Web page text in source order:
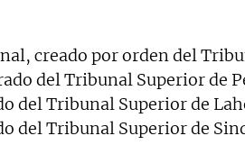
creado por orden del
del Tribunal Superior de
del Tribunal Superior de
del Tribunal Superior de